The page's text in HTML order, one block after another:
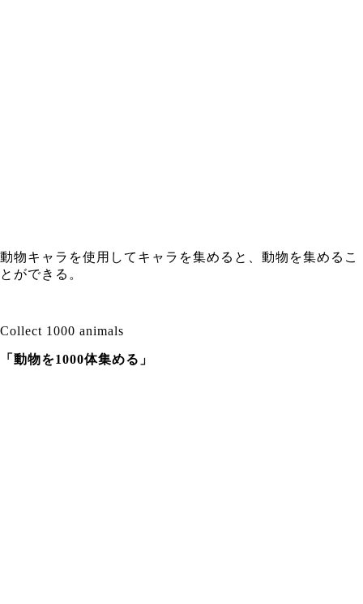
動物キャラを使用してキャラを集めると、動物を集めるこ
とができる。
Collect 1000 animals
「動物を1000体集める」